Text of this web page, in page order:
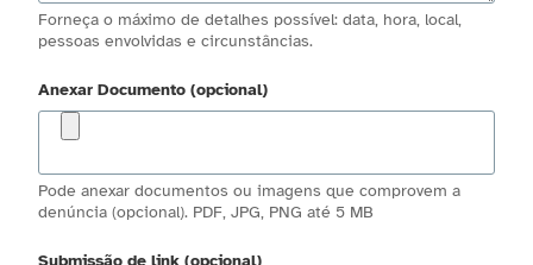
Forneça o máximo de detalhes possível: data, hora, local,
pessoas envolvidas e circunstâncias.
Anexar Documento (opcional)
Pode anexar documentos ou imagens que comprovem a
denúncia (opcional). PDF, JPG, PNG até 5 MB
Submissão de link (opcional)